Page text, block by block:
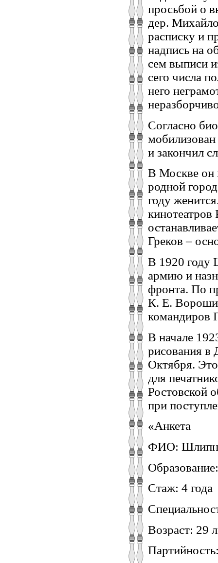
просьбой о
дер.
расписку и
надпись на
сем выписи
сего числа
него
Согласно
и закончил
В Москве он
родной
году
Греков –
В 1920 году
армию и
фронта. По
К. Е.
командиров
В начале
рисования в
Октября.
для
Ростовской
при
«Анкета
ФИО:
Стаж: 4 года
Возраст: 29